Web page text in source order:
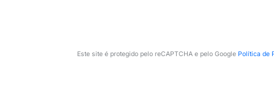
Este site é protegido pelo reCAPTCHA e pelo Google Política de